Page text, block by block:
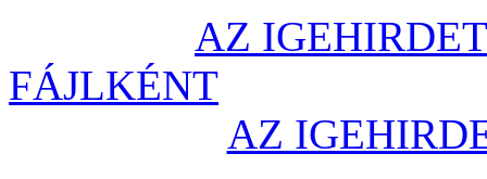
AZ
FÁJLKÉNT
AZ